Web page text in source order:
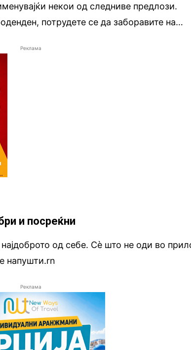
некои од следниве предлози.
потрудете се да заборавите на…
Реклама
и посреќни
од себе. Сѐ што не оди во
напушти.rn
Реклама